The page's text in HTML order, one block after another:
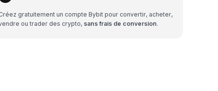
gratuitement un compte Bybit pour convertir, acheter,
ou trader des crypto, sans frais de conversion.